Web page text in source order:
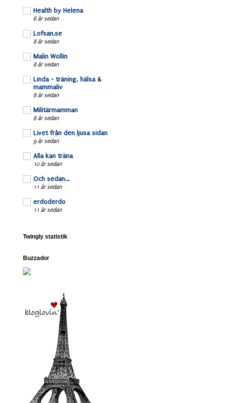
Health by Helena
6 år sedan
Lofsan.se
8 år sedan
Malin Wollin
8 år sedan
Linda - träning, hälsa &
mammaliv
8 år sedan
Militärmamman
8 år sedan
Livet från den ljusa sidan
9 år sedan
Alla kan träna
10 år sedan
Och sedan...
11 år sedan
erdoderdo
11 år sedan
Twingly statistik
Buzzador